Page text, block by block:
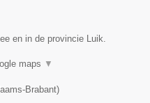
en in de provincie Luik.
maps ▼
Brabant)